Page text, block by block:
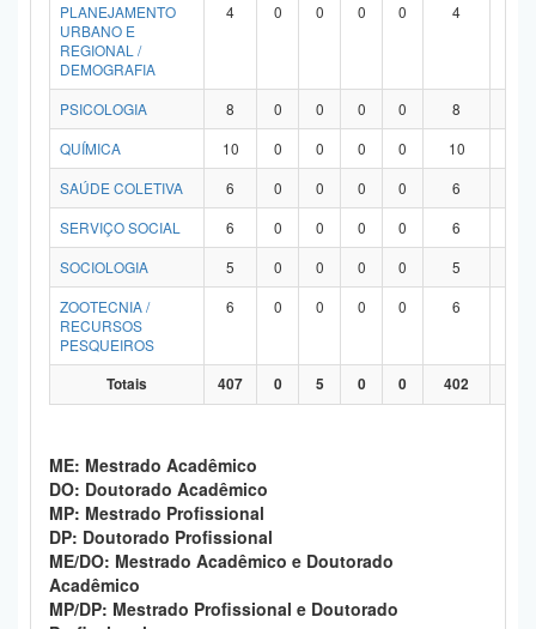
PLANEJAMENTO
URBANO E
REGIONAL /
DEMOGRAFIA
4 0 0 0 0 4
PSICOLOGIA 8 0 0 0 0 8
QUÍMICA
10 0 0 0 0 10
SAÚDE COLETIVA
6 0 0 0 0 6
SERVIÇO SOCIAL
6 0 0 0 0 6
SOCIOLOGIA
5 0 0 0 0 5
ZOOTECNIA /
RECURSOS
PESQUEIROS
6 0 0 0 0 6
Totais 407 0 5 0 0 402
ME: Mestrado Acadêmico
DO: Doutorado Acadêmico
MP: Mestrado Profissional
DP: Doutorado Profissional
ME/DO: Mestrado Acadêmico e Doutorado
Acadêmico
MP/DP: Mestrado Profissional e Doutorado